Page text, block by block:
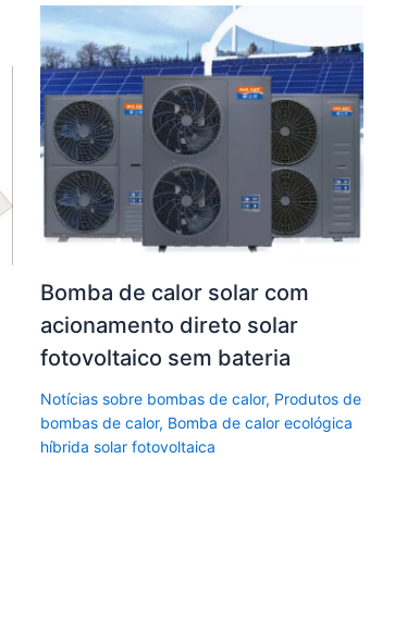
Bomba de calor solar com
acionamento direto solar
fotovoltaico sem bateria
Notícias sobre bombas de calor, Produtos de
bombas de calor, Bomba de calor ecológica
híbrida solar fotovoltaica